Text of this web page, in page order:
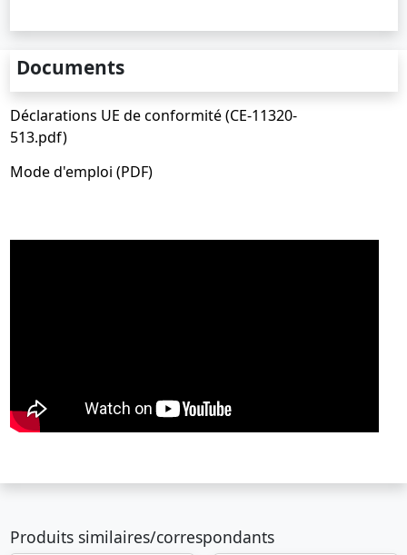
Documents
Déclarations UE de conformité (CE-11320-
513.pdf)
Mode d'emploi (PDF)
Produits similaires/correspondants